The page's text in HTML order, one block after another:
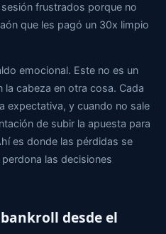
frustrados porque no
que les pagó un 30x limpio
emocional. Este no es un
cabeza en otra cosa. Cada
expectativa, y cuando no sale
de subir la apuesta para
es donde las pérdidas se
las decisiones
desde el